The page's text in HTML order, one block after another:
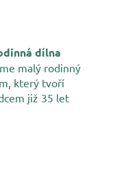
dílna
malý rodinný
který tvoří
již 35 let